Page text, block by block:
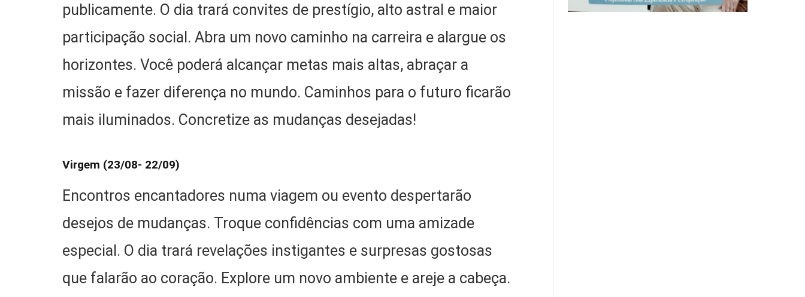
publicamente. O dia trará convites de prestígio, alto astral e maior
participação social. Abra um novo caminho na carreira e alargue os
horizontes. Você poderá alcançar metas mais altas, abraçar a
missão e fazer diferença no mundo. Caminhos para o futuro ficarão
mais iluminados. Concretize as mudanças desejadas!
Virgem (23/08- 22/09)
Encontros encantadores numa viagem ou evento despertarão
desejos de mudanças. Troque confidências com uma amizade
especial. O dia trará revelações instigantes e surpresas gostosas
que falarão ao coração. Explore um novo ambiente e areje a cabeça.